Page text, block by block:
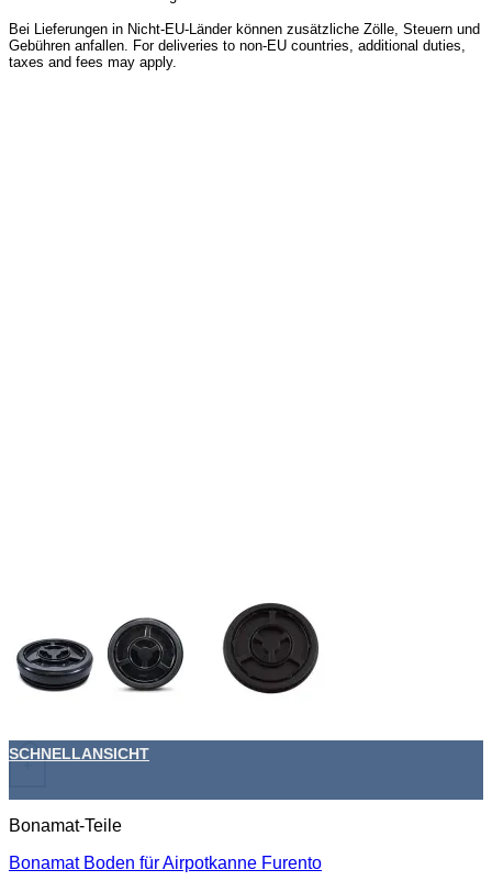
Bei Lieferungen in Nicht-EU-Länder können zusätzliche Zölle, Steuern und
Gebühren anfallen. For deliveries to non-EU countries, additional duties,
taxes and fees may apply.
+
SCHNELLANSICHT
Bonamat-Teile
Bonamat Boden für Airpotkanne Furento